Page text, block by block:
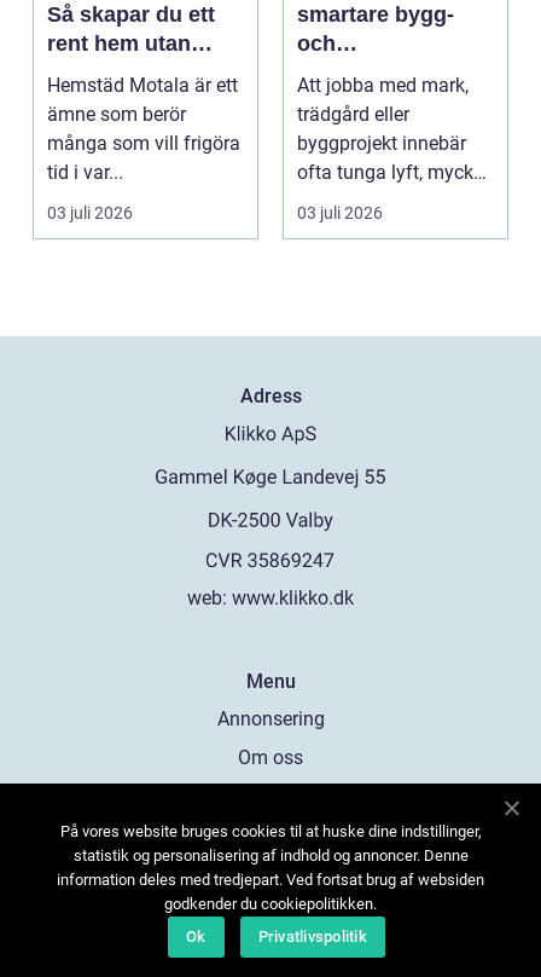
Så skapar du ett
rent hem utan
stress
Hemstäd Motala är ett
ämne som berör
många som vill frigöra
tid i var...
03 juli 2026
smartare bygg-
och
trädgårdsprojekt
Att jobba med mark,
trädgård eller
byggprojekt innebär
ofta tunga lyft, mycket
logis...
03 juli 2026
Adress
web: www.klikko.dk
Menu
Annonsering
Om oss
Kontakta oss
Sitemap
På vores website bruges cookies til at huske dine indstillinger,
statistik og personalisering af indhold og annoncer. Denne
information deles med tredjepart. Ved fortsat brug af websiden
godkender du cookiepolitikken.
Ok
Privatlivspolitik